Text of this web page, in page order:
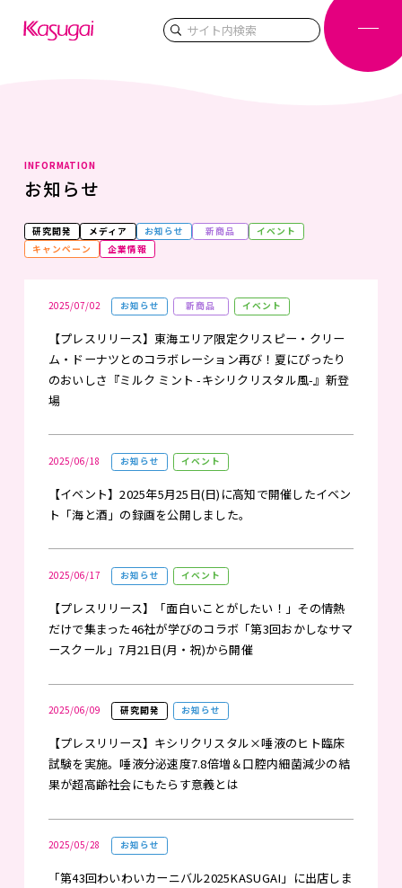
検索
INFORMATION
お知らせ
研究開発 メディア お知らせ 新商品
イベント
キャンペーン
企業情報
2025/07/02 お知らせ 新商品 イベント
【プレスリリース】東海エリア限定クリスピー・クリー
ム・ドーナツとのコラボレーション再び！夏にぴったり
のおいしさ『ミルク ミント -キシリクリスタル風-』新登
場
2025/06/18 お知らせ イベント
【イベント】2025年5月25日(日)に高知で開催したイベン
ト「海と酒」の録画を公開しました。
2025/06/17 お知らせ イベント
【プレスリリース】「面白いことがしたい！」その情熱
だけで集まった46社が学びのコラボ「第3回おかしなサマ
ースクール」7月21日(月・祝)から開催
2025/06/09 研究開発 お知らせ
【プレスリリース】キシリクリスタル×唾液のヒト臨床
試験を実施。唾液分泌速度7.8倍増＆口腔内細菌減少の結
果が超高齢社会にもたらす意義とは
2025/05/28 お知らせ
「第43回わいわいカーニバル2025KASUGAI」に出店しま